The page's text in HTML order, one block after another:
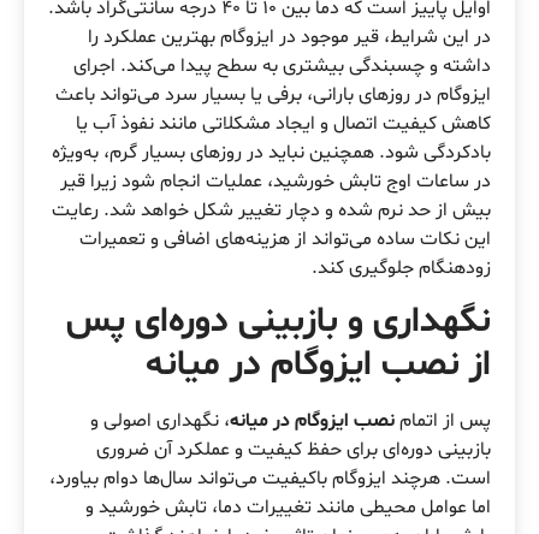
اوایل پاییز است که دما بین 10 تا 40 درجه سانتی‌گراد باشد.
در این شرایط، قیر موجود در ایزوگام بهترین عملکرد را
داشته و چسبندگی بیشتری به سطح پیدا می‌کند. اجرای
ایزوگام در روزهای بارانی، برفی یا بسیار سرد می‌تواند باعث
کاهش کیفیت اتصال و ایجاد مشکلاتی مانند نفوذ آب یا
بادکردگی شود. همچنین نباید در روزهای بسیار گرم، به‌ویژه
در ساعات اوج تابش خورشید، عملیات انجام شود زیرا قیر
بیش از حد نرم شده و دچار تغییر شکل خواهد شد. رعایت
این نکات ساده می‌تواند از هزینه‌های اضافی و تعمیرات
زودهنگام جلوگیری کند.
نگهداری و بازبینی دوره‌ای پس
از نصب ایزوگام در میانه
پس از اتمامنصب ایزوگام در میانه، نگهداری اصولی و
بازبینی دوره‌ای برای حفظ کیفیت و عملکرد آن ضروری
است. هرچند ایزوگام باکیفیت می‌تواند سال‌ها دوام بیاورد،
اما عوامل محیطی مانند تغییرات دما، تابش خورشید و